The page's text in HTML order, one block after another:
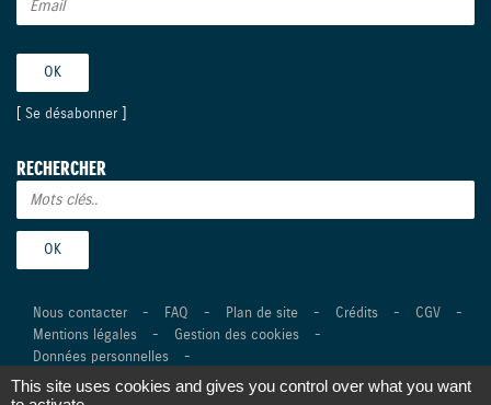
[ Se désabonner ]
RECHERCHER
Nous contacter - FAQ - Plan de site - Crédits - CGV
-
Mentions légales
- Gestion des cookies
-
Données personnelles
-
©Suzuki Marine 2026 Tous droits réservés -Réalisation Agence
This site uses cookies and gives you control over what you want